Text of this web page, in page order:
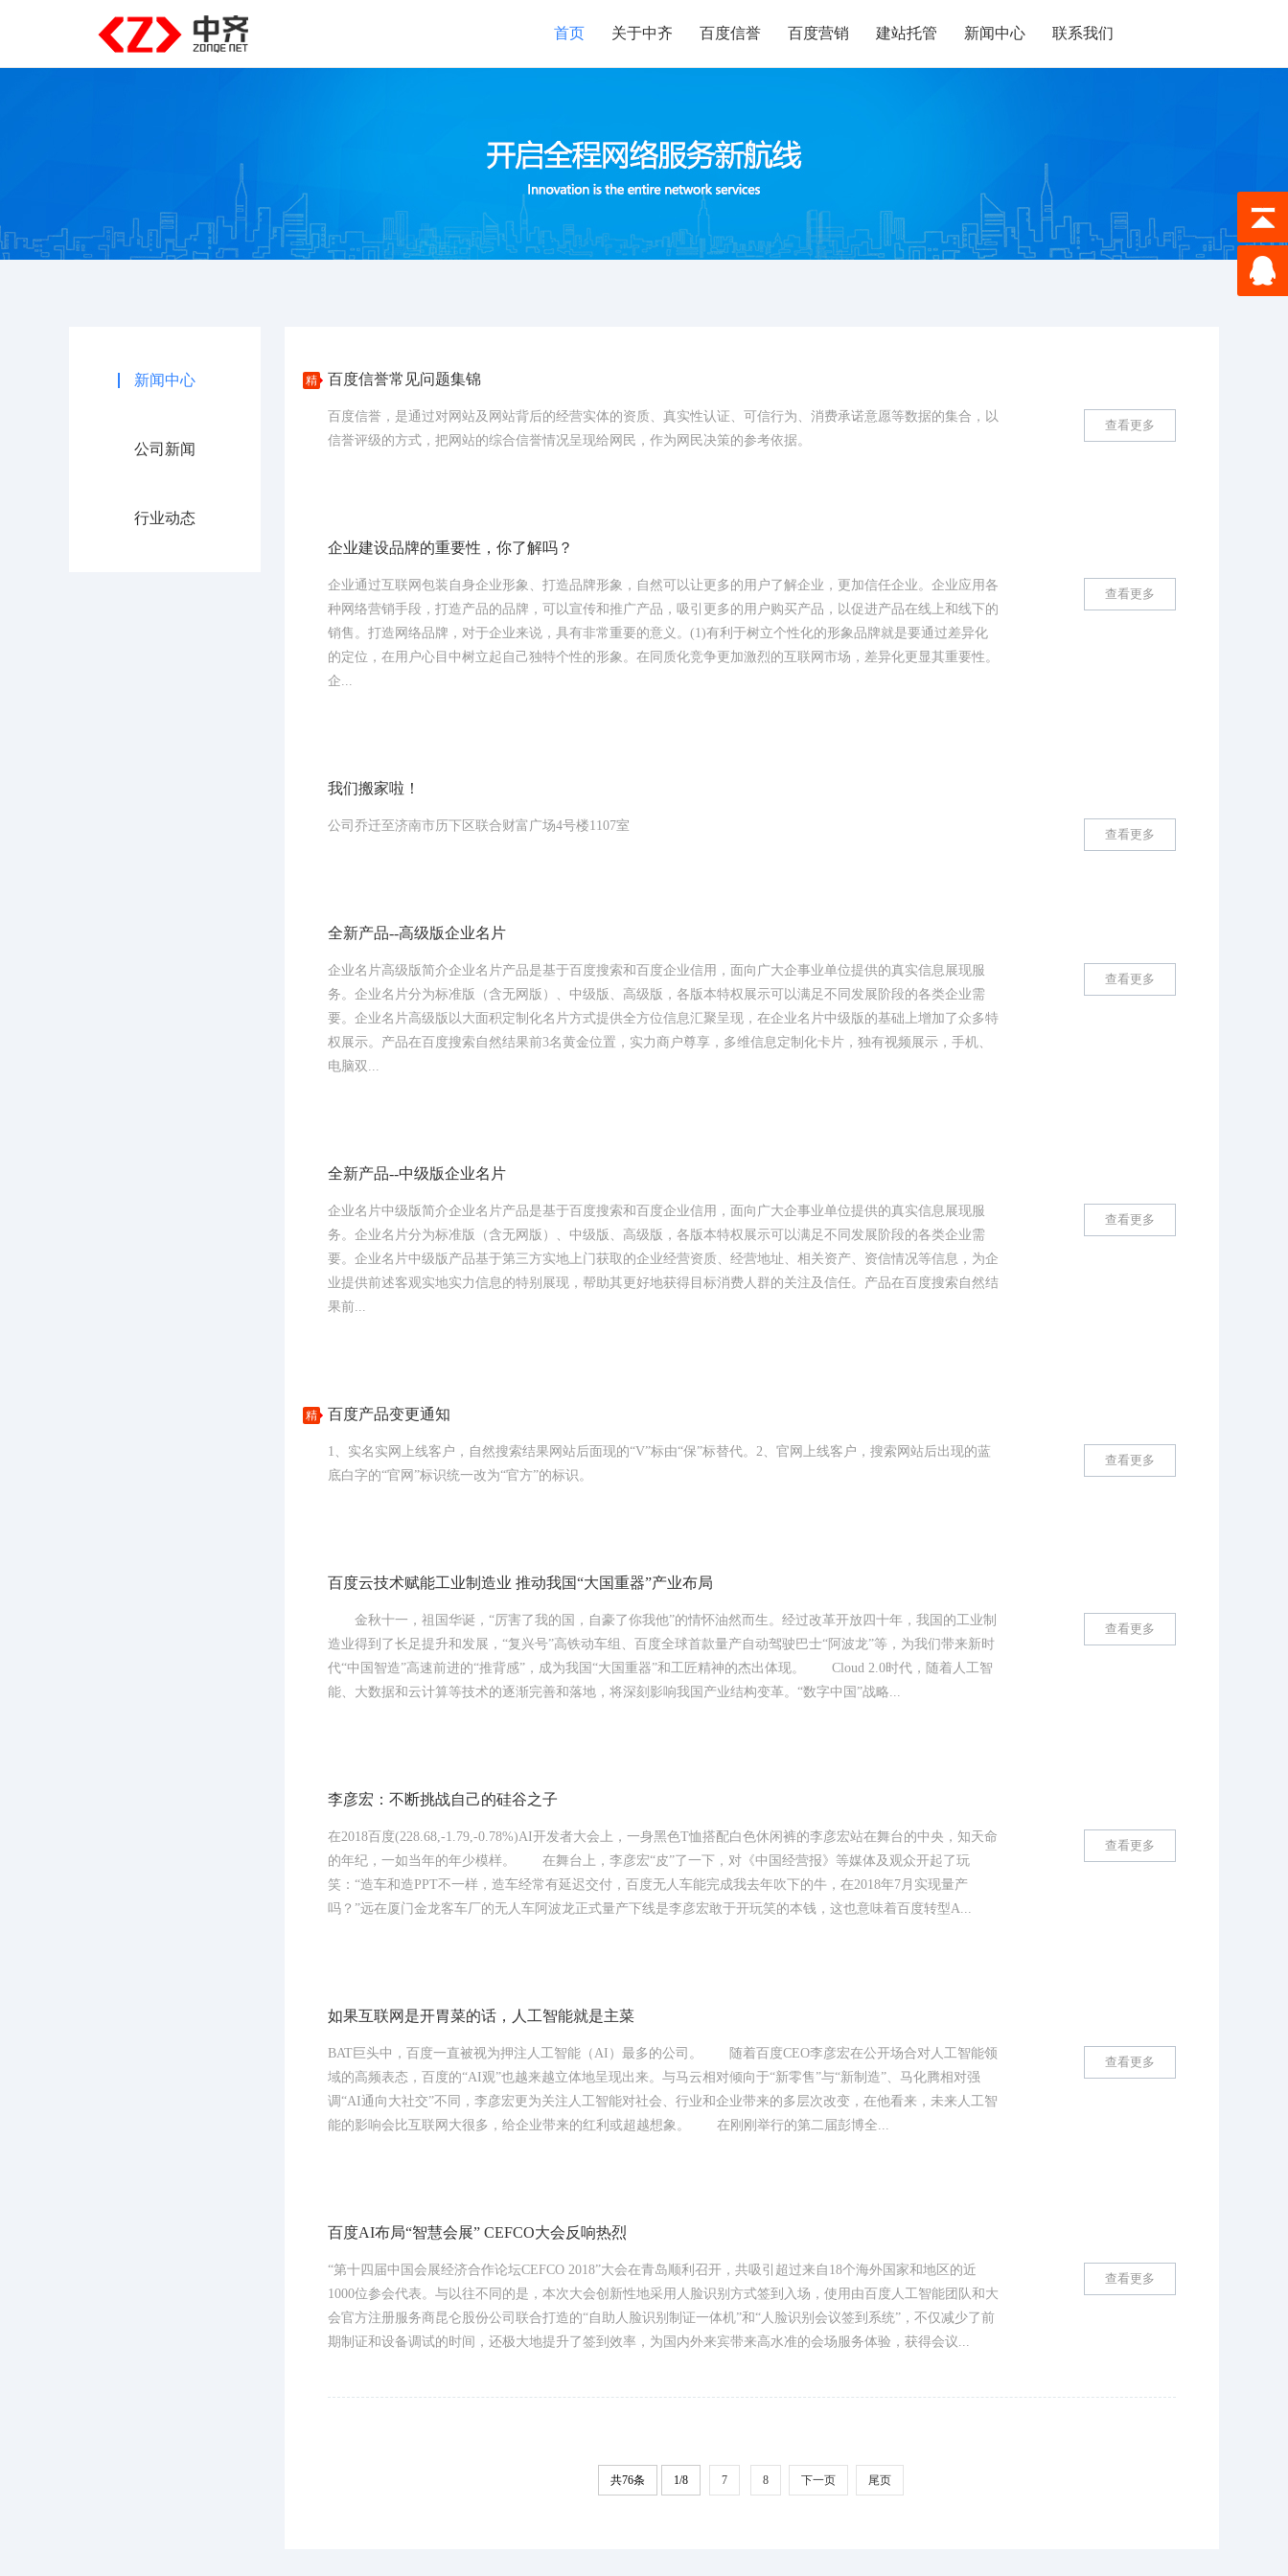
首页 关于中齐 百度信誉 百度营销 建站托管 新闻中心 联系我们
新闻中心
公司新闻
行业动态
精 百度信誉常见问题集锦
百度信誉，是通过对网站及网站背后的经营实体的资质、真实性认证、可信行为、消费承诺意愿等数据的集合，以
信誉评级的方式，把网站的综合信誉情况呈现给网民，作为网民决策的参考依据。
查看更多
企业建设品牌的重要性，你了解吗？
企业通过互联网包装自身企业形象、打造品牌形象，自然可以让更多的用户了解企业，更加信任企业。企业应用各
种网络营销手段，打造产品的品牌，可以宣传和推广产品，吸引更多的用户购买产品，以促进产品在线上和线下的
销售。打造网络品牌，对于企业来说，具有非常重要的意义。(1)有利于树立个性化的形象品牌就是要通过差异化
的定位，在用户心目中树立起自己独特个性的形象。在同质化竞争更加激烈的互联网市场，差异化更显其重要性。
企...
查看更多
我们搬家啦！
公司乔迁至济南市历下区联合财富广场4号楼1107室
查看更多
全新产品--高级版企业名片
企业名片高级版简介企业名片产品是基于百度搜索和百度企业信用，面向广大企事业单位提供的真实信息展现服
务。企业名片分为标准版（含无网版）、中级版、高级版，各版本特权展示可以满足不同发展阶段的各类企业需
要。企业名片高级版以大面积定制化名片方式提供全方位信息汇聚呈现，在企业名片中级版的基础上增加了众多特
权展示。产品在百度搜索自然结果前3名黄金位置，实力商户尊享，多维信息定制化卡片，独有视频展示，手机、
电脑双...
查看更多
全新产品--中级版企业名片
企业名片中级版简介企业名片产品是基于百度搜索和百度企业信用，面向广大企事业单位提供的真实信息展现服
务。企业名片分为标准版（含无网版）、中级版、高级版，各版本特权展示可以满足不同发展阶段的各类企业需
要。企业名片中级版产品基于第三方实地上门获取的企业经营资质、经营地址、相关资产、资信情况等信息，为企
业提供前述客观实地实力信息的特别展现，帮助其更好地获得目标消费人群的关注及信任。产品在百度搜索自然结
果前...
查看更多
精 百度产品变更通知
1、实名实网上线客户，自然搜索结果网站后面现的“V”标由“保”标替代。2、官网上线客户，搜索网站后出现的蓝
底白字的“官网”标识统一改为“官方”的标识。
查看更多
百度云技术赋能工业制造业 推动我国“大国重器”产业布局
金秋十一，祖国华诞，“厉害了我的国，自豪了你我他”的情怀油然而生。经过改革开放四十年，我国的工业制
造业得到了长足提升和发展，“复兴号”高铁动车组、百度全球首款量产自动驾驶巴士“阿波龙”等，为我们带来新时
代“中国智造”高速前进的“推背感”，成为我国“大国重器”和工匠精神的杰出体现。 Cloud 2.0时代，随着人工智
能、大数据和云计算等技术的逐渐完善和落地，将深刻影响我国产业结构变革。“数字中国”战略...
查看更多
李彦宏：不断挑战自己的硅谷之子
在2018百度(228.68,-1.79,-0.78%)AI开发者大会上，一身黑色T恤搭配白色休闲裤的李彦宏站在舞台的中央，知天命
的年纪，一如当年的年少模样。 在舞台上，李彦宏“皮”了一下，对《中国经营报》等媒体及观众开起了玩
笑：“造车和造PPT不一样，造车经常有延迟交付，百度无人车能完成我去年吹下的牛，在2018年7月实现量产
吗？”远在厦门金龙客车厂的无人车阿波龙正式量产下线是李彦宏敢于开玩笑的本钱，这也意味着百度转型A...
查看更多
如果互联网是开胃菜的话，人工智能就是主菜
BAT巨头中，百度一直被视为押注人工智能（AI）最多的公司。 随着百度CEO李彦宏在公开场合对人工智能领
域的高频表态，百度的“AI观”也越来越立体地呈现出来。与马云相对倾向于“新零售”与“新制造”、马化腾相对强
调“AI通向大社交”不同，李彦宏更为关注人工智能对社会、行业和企业带来的多层次改变，在他看来，未来人工智
能的影响会比互联网大很多，给企业带来的红利或超越想象。 在刚刚举行的第二届彭博全...
查看更多
百度AI布局“智慧会展” CEFCO大会反响热烈
“第十四届中国会展经济合作论坛CEFCO 2018”大会在青岛顺利召开，共吸引超过来自18个海外国家和地区的近
1000位参会代表。与以往不同的是，本次大会创新性地采用人脸识别方式签到入场，使用由百度人工智能团队和大
会官方注册服务商昆仑股份公司联合打造的“自助人脸识别制证一体机”和“人脸识别会议签到系统”，不仅减少了前
期制证和设备调试的时间，还极大地提升了签到效率，为国内外来宾带来高水准的会场服务体验，获得会议...
查看更多
共76条 1/8 7 8 下一页 尾页